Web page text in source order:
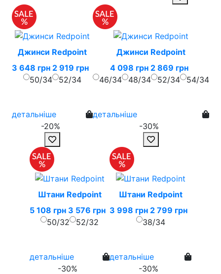
Джинси Redpoint
3 648 грн 2 919 грн
50/34
52/34
детальніше
-20%
Джинси Redpoint
4 098 грн 2 869 грн
46/34
48/34 52/34 54/34
детальніше
-30%
Штани Redpoint
5 108 грн 3 576 грн
50/32
52/32
детальніше
-30%
Штани Redpoint
3 998 грн 2 799 грн
38/34
детальніше
-30%